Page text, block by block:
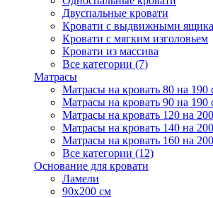
Двуспальные кровати
Кровати с выдвижными
Кровати с мягким изголовьем
Кровати из массива
Все категории (7)
Матрасы
Матрасы на кровать 80 на 190
Матрасы на кровать 90 на 190
Матрасы на кровать 120 на
Матрасы на кровать 140 на
Матрасы на кровать 160 на
Все категории (12)
Основание для кровати
Ламели
90х200 см